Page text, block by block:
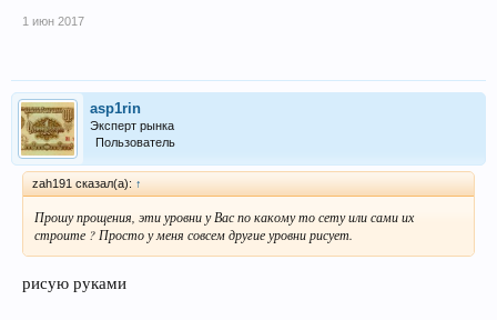
1 июн 2017
asp1rin
Эксперт рынка
Пользователь
zah191 сказал(а): ↑
Прошу прощения, эти уровни у Вас по какому то сету или сами их
строите ? Просто у меня совсем другие уровни рисует.
рисую руками